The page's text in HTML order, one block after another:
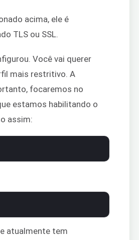
acima, ele é
TLS ou SSL.
Você vai querer
mais restritivo. A
focaremos no
estamos habilitando o
assim:
atualmente tem